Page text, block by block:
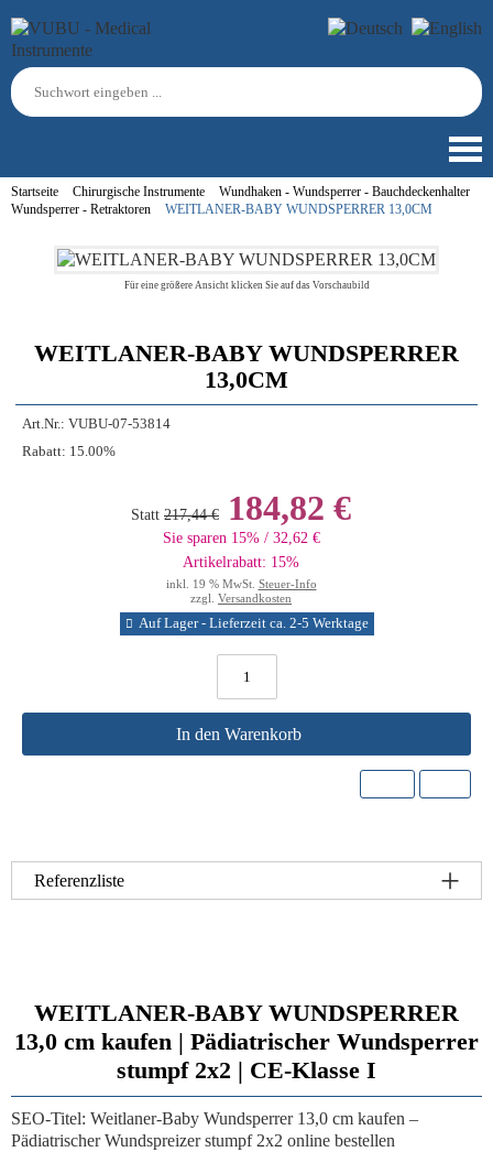
Startseite Chirurgische Instrumente
Wundhaken - Wundsperrer - Bauchdeckenhalter
Wundsperrer - Retraktoren
WEITLANER-BABY WUNDSPERRER 13,0CM
Für eine größere Ansicht klicken Sie auf das Vorschaubild
WEITLANER-BABY WUNDSPERRER
13,0CM
Art.Nr.: VUBU-07-53814
Rabatt: 15.00%
Statt 217,44 € 184,82 €
Sie sparen 15% / 32,62 €
Artikelrabatt: 15%
inkl. 19 % MwSt. Steuer-Info
zzgl. Versandkosten
Auf Lager - Lieferzeit ca. 2-5 Werktage
In den Warenkorb
Referenzliste
WEITLANER-BABY WUNDSPERRER
13,0 cm kaufen | Pädiatrischer Wundsperrer
stumpf 2x2 | CE-Klasse I
SEO-Titel: Weitlaner-Baby Wundsperrer 13,0 cm kaufen –
Pädiatrischer Wundspreizer stumpf 2x2 online bestellen